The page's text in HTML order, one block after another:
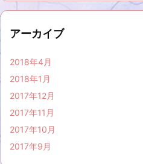
アーカイブ
2018年4月
2018年1月
2017年12月
2017年11月
2017年10月
2017年9月